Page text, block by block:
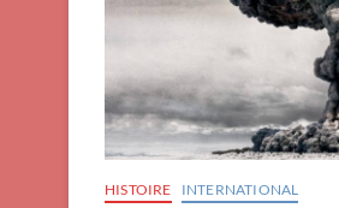
HISTOIRE INTERNATIONAL